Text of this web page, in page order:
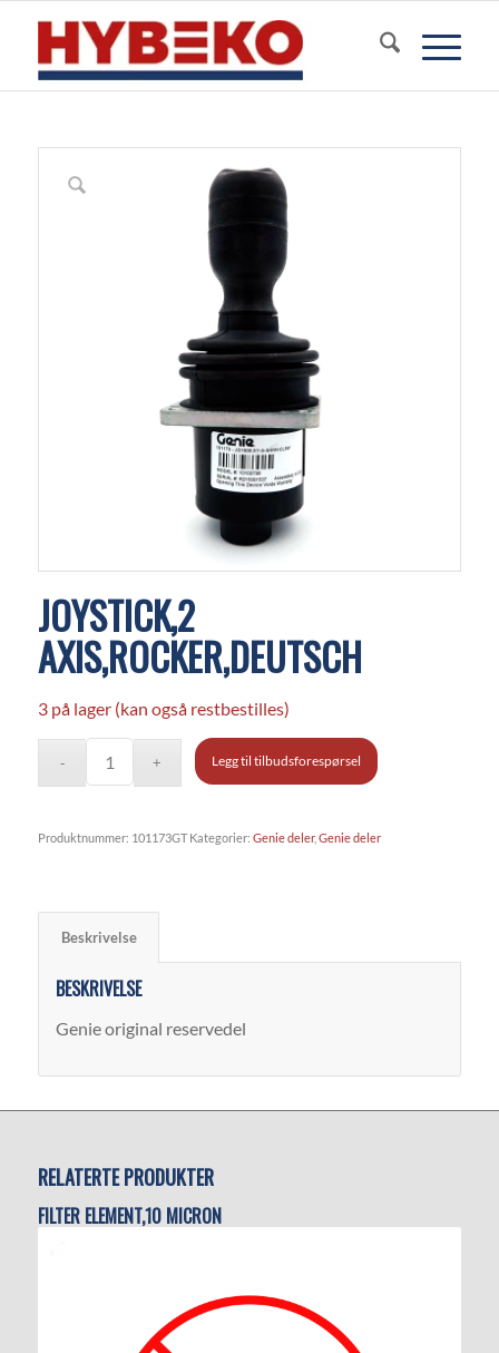
JOYSTICK,2
AXIS,ROCKER,DEUTSCH
3 på lager (kan også restbestilles)
Legg til tilbudsforespørsel
Produktnummer: 101173GT Kategorier: Genie deler, Genie deler
Beskrivelse
BESKRIVELSE
Genie original reservedel
RELATERTE PRODUKTER
FILTER ELEMENT,10 MICRON